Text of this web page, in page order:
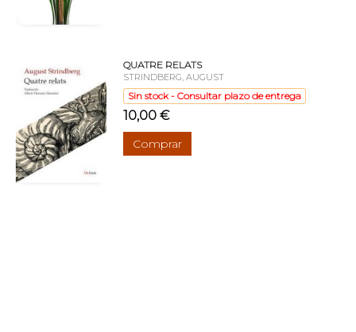
QUATRE RELATS
STRINDBERG, AUGUST
Sin stock - Consultar plazo de entrega
10,00 €
Comprar